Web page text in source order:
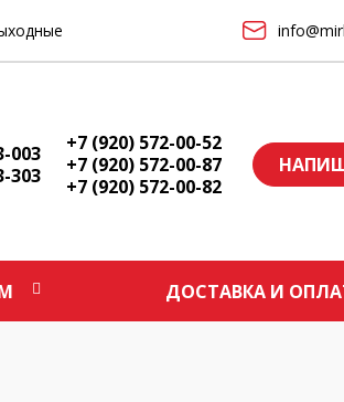
003
303
+7 (920) 572-00-52
+7 (920) 572-00-87
+7 (920) 572-00-82
ДОСТАВКА И